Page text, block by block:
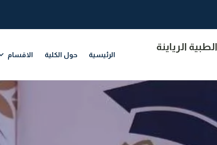
الرياينة
الرئيسية حول الكلية الاقسام